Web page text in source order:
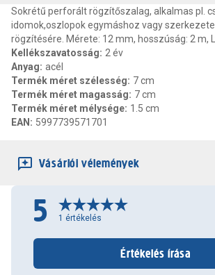
Sokrétű perforált rögzítőszalag, alkalmas pl.
idomok,oszlopok egymáshoz vagy
rögzítésére. Mérete: 12 mm, hosszúság: 2 m,
Kellékszavatosság: 2 év
Anyag: acél
Termék méret szélesség: 7 cm
Termék méret magasság: 7 cm
Termék méret mélysége: 1.5 cm
EAN : 5997739571701
Vásárlói vélemények
5 1 értékelés
Értékelés írása